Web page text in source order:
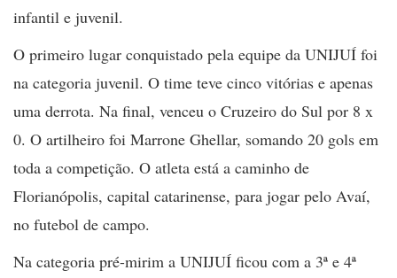
infantil e juvenil.
O primeiro lugar conquistado pela equipe da UNIJUÍ foi
na categoria juvenil. O time teve cinco vitórias e apenas
uma derrota. Na final, venceu o Cruzeiro do Sul por 8 x
0. O artilheiro foi Marrone Ghellar, somando 20 gols em
toda a competição. O atleta está a caminho de
Florianópolis, capital catarinense, para jogar pelo Avaí,
no futebol de campo.
Na categoria pré-mirim a UNIJUÍ ficou com a 3ª e 4ª